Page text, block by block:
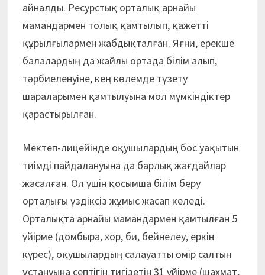
айналды. Ресурстық орталық арнайы
мамандармен толық қамтылып, қажетті
құрылғылармен жабдықталған. Яғни, ерекше
балалардың да жайлы ортада білім алып,
тәрбиеленуіне, кең көлемде түзету
шараларымен қамтылуына мол мүмкіндіктер
қарастырылған.
Мектеп-лицейінде оқушылардың бос уақытын
тиімді пайдалануына да барлық жағдайлар
жасалған. Ол үшін қосымша білім беру
орталығы үздіксіз жұмыс жасап келеді.
Орталықта арнайы мамандармен қамтылған 5
үйірме (домбыра, хор, би, бейнелеу, еркін
күрес), оқушылардың салауатты өмір салтын
ұстануына септігін тигізетін 31 үйірме (шахмат,